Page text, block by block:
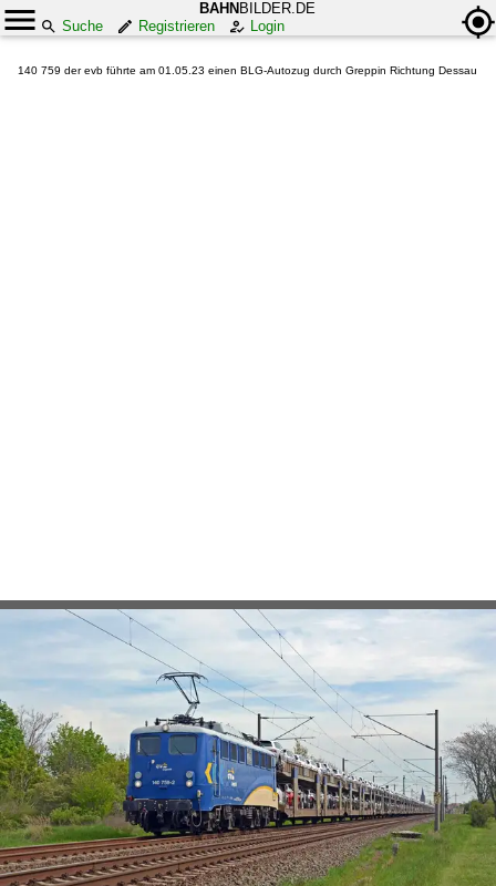
BAHN BILDER.DE
Suche
Registrieren Login
140 759 der evb führte am 01.05.23 einen BLG-Autozug durch Greppin Richtung Dessau